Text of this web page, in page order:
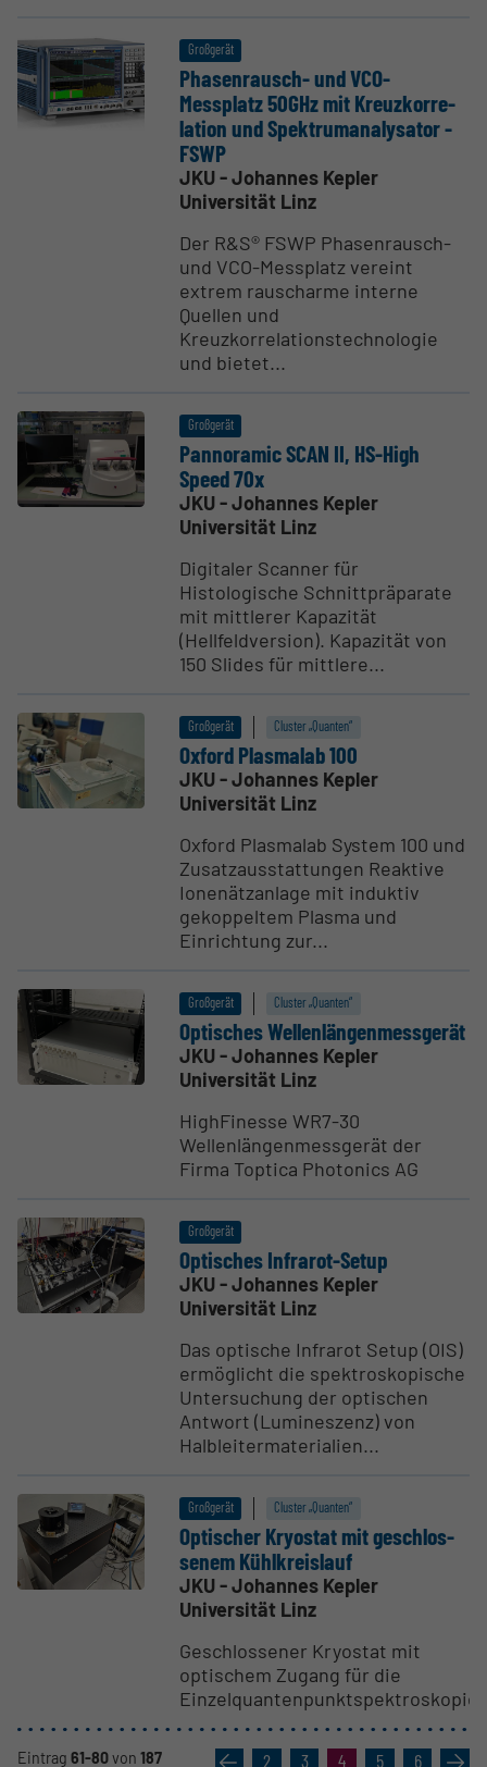
Großgerät
Phasen­rausch- und VCO-
Messplatz 50GHz mit Kreuz­kor­re­
lation und Spektrum­ana­ly­sator -
FSWP
JKU - Johannes Kepler
Universität Linz
Der R&S® FSWP Phasenrausch-
und VCO-Messplatz vereint
extrem rauscharme interne
Quellen und
Kreuzkorrelationstechnologie
und bietet...
Großgerät
Pannoramic SCAN II, HS-High
Speed 70x
JKU - Johannes Kepler
Universität Linz
Digitaler Scanner für
Histologische Schnittpräparate
mit mittlerer Kapazität
(Hellfeldversion). Kapazität von
150 Slides für mittlere...
Großgerät Cluster „Quanten“
Oxford Plasmalab 100
JKU - Johannes Kepler
Universität Linz
Oxford Plasmalab System 100 und
Zusatzausstattungen Reaktive
Ionenätzanlage mit induktiv
gekoppeltem Plasma und
Einrichtung zur...
Großgerät Cluster „Quanten“
Optisches Wellen­län­gen­mess­gerät
JKU - Johannes Kepler
Universität Linz
HighFinesse WR7-30
Wellenlängenmessgerät der
Firma Toptica Photonics AG
Großgerät
Optisches Infrarot-Setup
JKU - Johannes Kepler
Universität Linz
Das optische Infrarot Setup (OIS)
ermöglicht die spektroskopische
Untersuchung der optischen
Antwort (Lumineszenz) von
Halbleitermaterialien...
Großgerät Cluster „Quanten“
Optischer Kryostat mit gesch­los­
senem Kühlk­reislauf
JKU - Johannes Kepler
Universität Linz
Geschlossener Kryostat mit
optischem Zugang für die
Einzelquantenpunktspektroskopie
Eintrag 61-80von 187 « 2 3 4 5 6 »